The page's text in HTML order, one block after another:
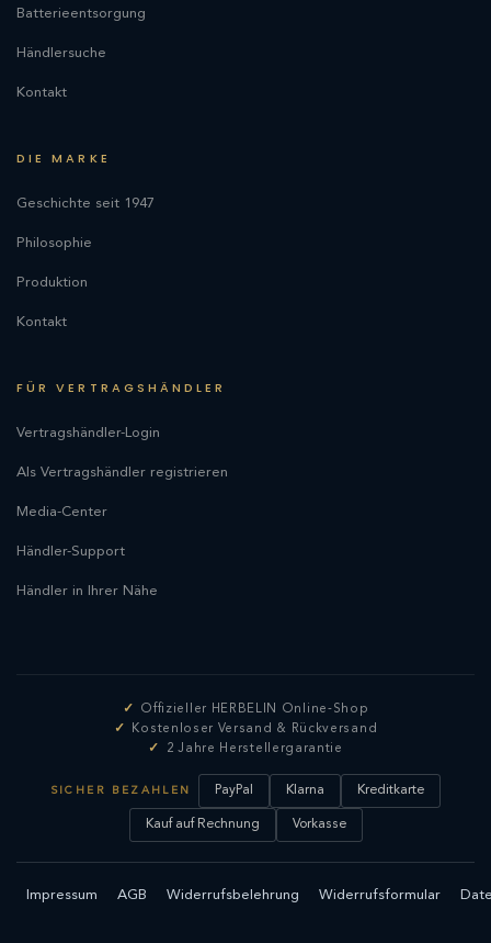
Batterieentsorgung
Händlersuche
Kontakt
DIE MARKE
Geschichte seit 1947
Philosophie
Produktion
Kontakt
FÜR VERTRAGSHÄNDLER
Vertragshändler-Login
Als Vertragshändler registrieren
Media-Center
Händler-Support
Händler in Ihrer Nähe
Offizieller HERBELIN Online-Shop
Kostenloser Versand & Rückversand
2 Jahre Herstellergarantie
SICHER BEZAHLEN PayPal Klarna Kreditkarte
Kauf auf Rechnung Vorkasse
Impressum AGB Widerrufsbelehrung Widerrufsformular